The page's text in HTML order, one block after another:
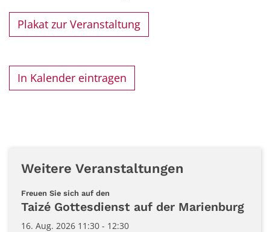
Plakat zur Veranstaltung
In Kalender eintragen
Weitere Veranstaltungen
Freuen Sie sich auf den
Taizé Gottesdienst auf der Marienburg
16. Aug. 2026 11:30 - 12:30